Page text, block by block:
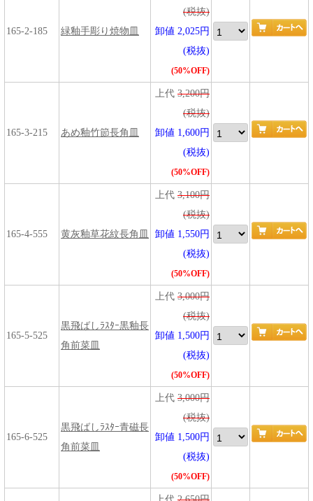
165-2-185 緑釉手彫り焼物皿
(税抜)
卸値 2,025円
(税抜)
(50%OFF)
165-3-215 あめ釉竹節長角皿
上代 3,200円
(税抜)
卸値 1,600円
(税抜)
(50%OFF)
165-4-555 黄灰釉草花紋長角皿
上代 3,100円
(税抜)
卸値 1,550円
(税抜)
(50%OFF)
165-5-525
黒飛ばしﾗｽﾀｰ黒釉長
角前菜皿
上代 3,000円
(税抜)
卸値 1,500円
(税抜)
(50%OFF)
165-6-525
黒飛ばしﾗｽﾀｰ青磁長
角前菜皿
上代 3,000円
(税抜)
卸値 1,500円
(税抜)
(50%OFF)